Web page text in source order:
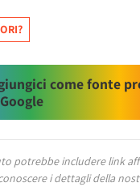
come fonte
potrebbe includere link
i dettagli della